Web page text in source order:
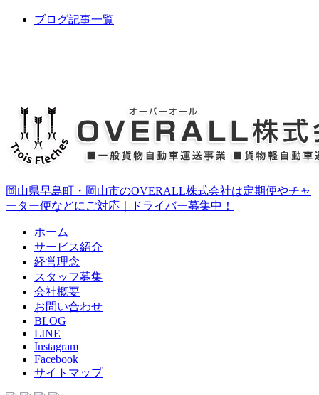
ブログ記事一覧
岡山県早島町・岡山市のOVERALL株式会社は定期便やチャ
ーター便などにご対応｜ドライバー募集中！
ホーム
サービス紹介
経営理念
スタッフ募集
会社概要
お問い合わせ
BLOG
LINE
Instagram
Facebook
サイトマップ